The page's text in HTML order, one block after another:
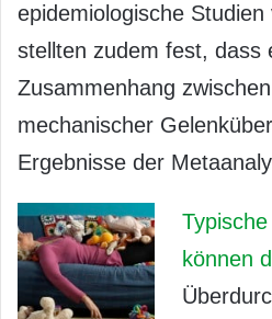
epidemiologische
stellten zudem fest, dass
Zusammenhang
mechanischer
Ergebnisse der
können